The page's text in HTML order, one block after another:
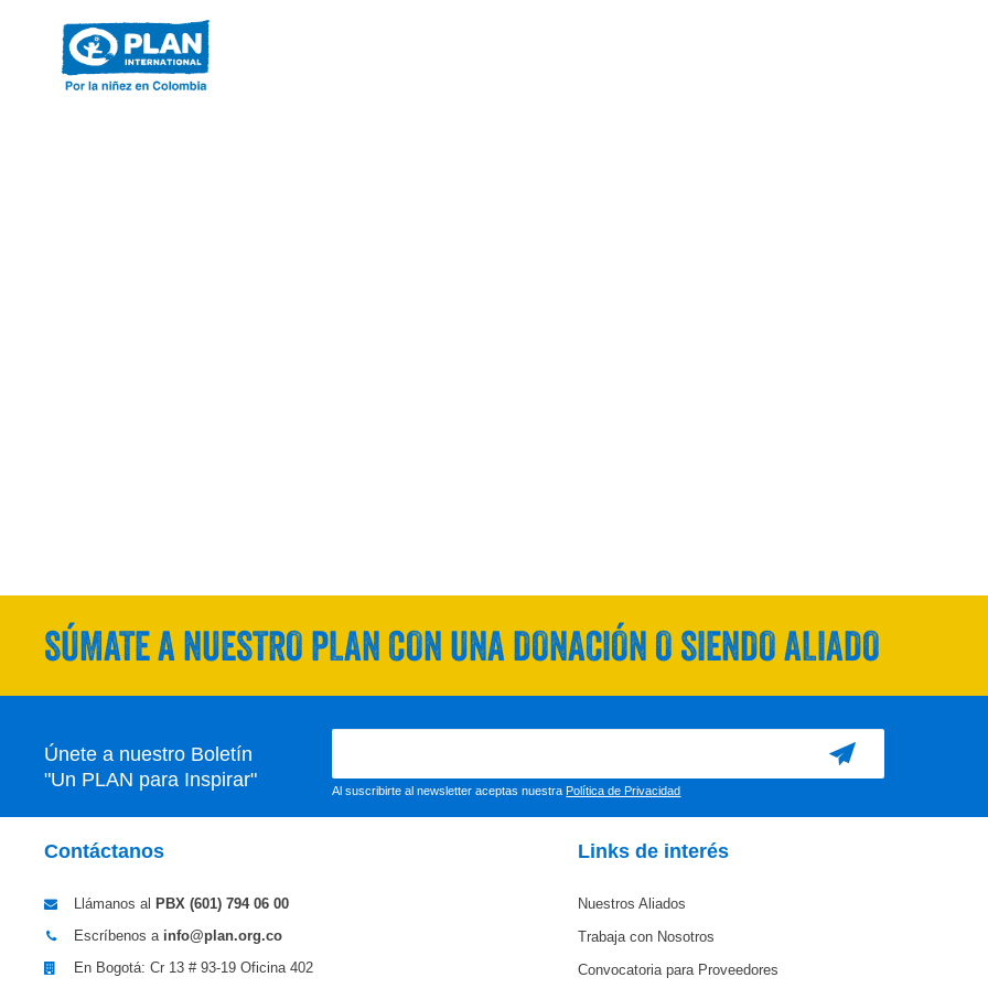
SÚMATE A NUESTRO PLAN CON UNA DONACIÓN O SIENDO ALIADO
Únete a nuestro Boletín
"Un PLAN para Inspirar"
Al suscribirte al newsletter aceptas nuestra Política de Privacidad
Contáctanos
Llámanos al PBX (601) 794 06 00
Escríbenos a info@plan.org.co
En Bogotá: Cr 13 # 93-19 Oficina 402
Links de interés
Nuestros Aliados
Trabaja con Nosotros
Convocatoria para Proveedores